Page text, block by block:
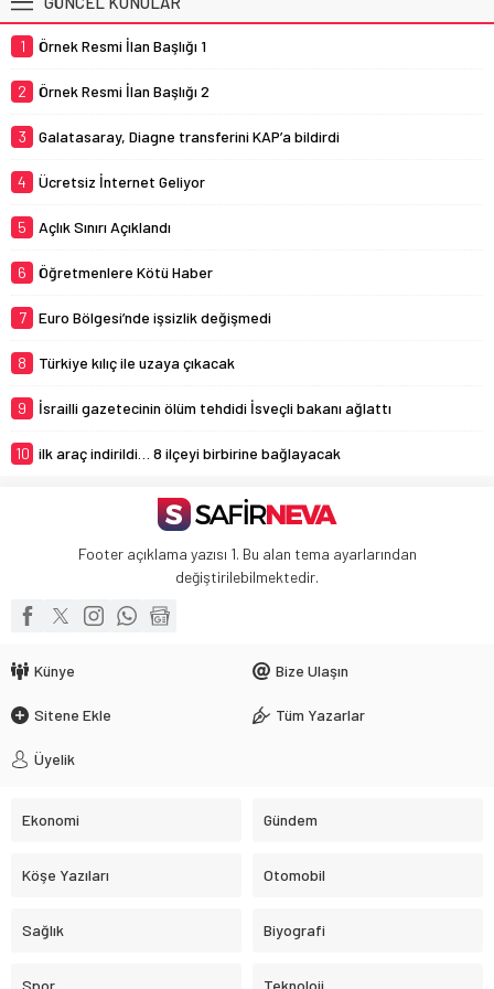
1 Örnek Resmi İlan Başlığı 1
2 Örnek Resmi İlan Başlığı 2
3 Galatasaray, Diagne transferini KAP’a bildirdi
4 Ücretsiz İnternet Geliyor
5 Açlık Sınırı Açıklandı
6 Öğretmenlere Kötü Haber
7 Euro Bölgesi’nde işsizlik değişmedi
8 Türkiye kılıç ile uzaya çıkacak
9 İsrailli gazetecinin ölüm tehdidi İsveçli bakanı ağlattı
10 ilk araç indirildi… 8 ilçeyi birbirine bağlayacak
Footer açıklama yazısı 1. Bu alan tema ayarlarından
değiştirilebilmektedir.
Künye Bize Ulaşın
Sitene Ekle Tüm Yazarlar
Üyelik
Ekonomi Gündem
Köşe Yazıları Otomobil
Sağlık Biyografi